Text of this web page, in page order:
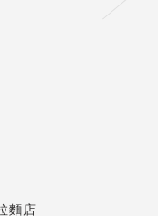
麵店